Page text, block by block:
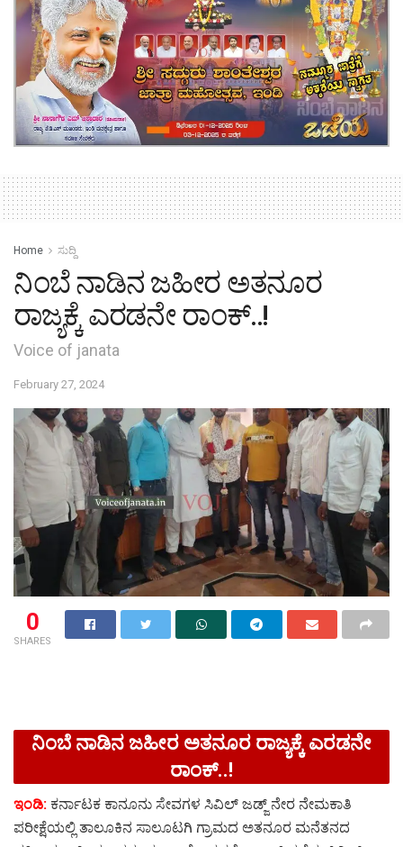
Home ಸುದ್ದಿ
ನಿಂಬೆ ನಾಡಿನ ಜಹೀರ ಅತನೂರ
ರಾಜ್ಯಕ್ಕೆ ಎರಡನೇ ರಾಂಕ್..!
Voice of janata
February 27, 2024
0
SHARES
ನಿಂಬೆ ನಾಡಿನ ಜಹೀರ ಅತನೂರ ರಾಜ್ಯಕ್ಕೆ ಎರಡನೇ
ರಾಂಕ್..!
ಇಂಡಿ: ಕರ್ನಾಟಕ ಕಾನೂನು ಸೇವಗಳ ಸಿವಿಲ್ ಜಡ್ಜ್ ನೇರ ನೇಮಕಾತಿ
ಪರೀಕ್ಷೆಯಲ್ಲಿ ತಾಲೂಕಿನ ಸಾಲೂಟಗಿ ಗ್ರಾಮದ ಅತನೂರ ಮನೆತನದ